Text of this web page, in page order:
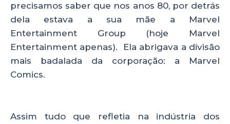
precisamos saber que nos anos 80, por detrás
dela estava a sua mãe a Marvel
Entertainment Group (hoje Marvel
Entertainment apenas). Ela abrigava a divisão
mais badalada da corporação: a Marvel
Comics.
Assim tudo que refletia na indústria dos